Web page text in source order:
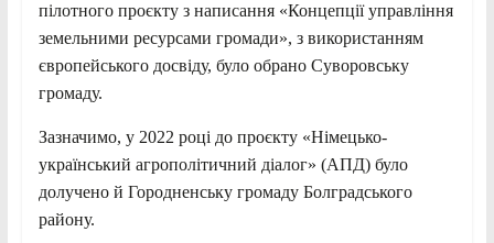
пілотного проєкту з написання «Концепції управління
земельними ресурсами громади», з використанням
європейського досвіду, було обрано Суворовську
громаду.
Зазначимо, у 2022 році до проєкту «Німецько-
український агрополітичний діалог» (АПД) було
долучено й Городненську громаду Болградського
району.